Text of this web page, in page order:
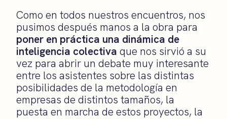
Como en todos nuestros encuentros, nos
pusimos después manos a la obra para
poner en práctica una dinámica de
inteligencia colectiva que nos sirvió a su
vez para abrir un debate muy interesante
entre los asistentes sobre las distintas
posibilidades de la metodología en
empresas de distintos tamaños, la
puesta en marcha de estos proyectos, la